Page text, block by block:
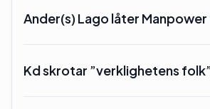
Ander(s) Lago låter
Kd skrotar ”verklighetens